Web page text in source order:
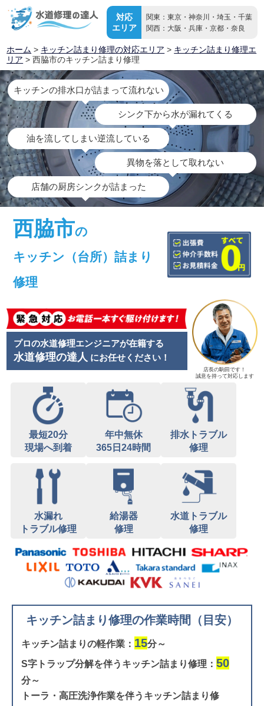
対応
エリア
関東：東京・神奈川・埼玉・千葉
関西：大阪・兵庫・京都・奈良
ホーム > キッチン詰まり修理の対応エリア > キッチン詰まり修理エ
リア > 西脇市のキッチン詰まり修理
キッチンの排水口が詰まって流れない
シンク下から水が漏れてくる
油を流してしまい逆流している
異物を落として取れない
店舗の厨房シンクが詰まった
西脇市の
キッチン（台所）詰まり
修理
プロの水道修理エンジニアが在籍する
水道修理の達人 にお任せください！
店長の駒田です！
誠意を持って対応します
最短20分
現場へ到着
年中無休
365日24時間
排水トラブル
修理
水漏れ
トラブル修理
給湯器
修理
水道トラブル
修理
キッチン詰まり修理の作業時間（目安）
キッチン詰まりの軽作業： 15分～
S字トラップ分解を伴うキッチン詰まり修理： 50
分～
トーラ・高圧洗浄作業を伴うキッチン詰まり修